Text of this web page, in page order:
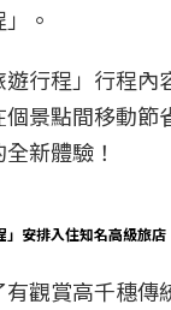
。
遊行程」行程
景點間移動
新體驗！
」安排入住知名高級旅
有觀賞高千穗